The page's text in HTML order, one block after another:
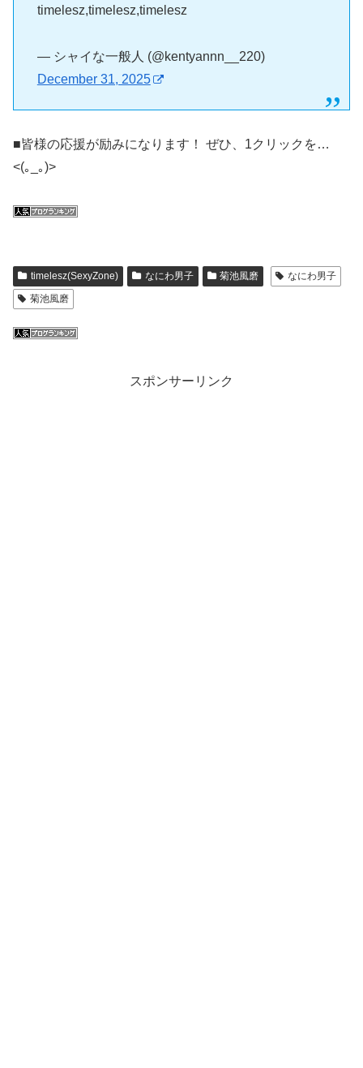
timelesz,timelesz,timelesz
— シャイな一般人 (@kentyannn__220)
December 31, 2025
■皆様の応援が励みになります！ ぜひ、1クリックを…
<(｡_｡)>
timelesz(SexyZone) なにわ男子 菊池風磨
なにわ男子
菊池風磨
スポンサーリンク